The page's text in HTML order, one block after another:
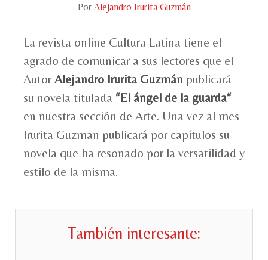
Por Alejandro Irurita Guzmán
La revista online Cultura Latina tiene el
agrado de comunicar a sus lectores que el
AutorAlejandro Irurita Guzmán publicará
su novela titulada “El ángel de la guarda“
en nuestra sección de Arte. Una vez al mes
Irurita Guzman publicará por capítulos su
novela que ha resonado por la versatilidad y
estilo de la misma.
También interesante: